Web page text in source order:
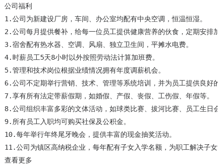
公司福利
1.公司为新建设厂房，车间、办公室均配有中央空调，恒温恒湿。
2.公司每月提供餐补，给每一位员工提供健康营养的伙食，定期安排加
3.宿舍配有热水器、空调、风扇、独立卫生间，平摊水电费。
4.时薪员工5天8小时以外按照劳动法计算加班费。
5.管理和技术岗位根据业绩情况拥有年度调薪机会。
6.公司不定期举行营销、技术、管理等系统培训，并为员工提供良好
7.享有所有法定带薪假期，如婚假、产假、丧假、工伤假、年假等。
8.公司组织丰富多彩的文体活动，如球类比赛、拔河比赛、员工生日
9.所有员工入职均可购买社保及公积金。
10.每年举行年终尾牙晚会，提供丰富的现金抽奖活动。
查看更多